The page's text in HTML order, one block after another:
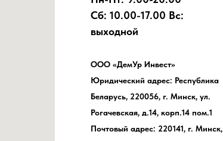
Сб: 10.00-17.00 Вс:
выходной
ООО «ДемУр Инвест»
Юридический адрес: Республика
Беларусь, 220056, г. Минск, ул.
Рогачевская, д.14, корп.14 пом.1
Почтовый адрес: 220141, г. Минск,